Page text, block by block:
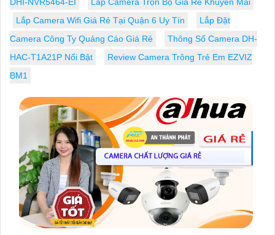
Lắp Camera Wifi Giá Rẻ Tại Quận 6 Uy Tín
Lắp Đặt
Camera Công Ty Quảng Cáo Giá Rẻ
Thông Số Camera DH-
HAC-T1A21P Nổi Bật
Review Camera Trông Trẻ Em EZVIZ
BM1